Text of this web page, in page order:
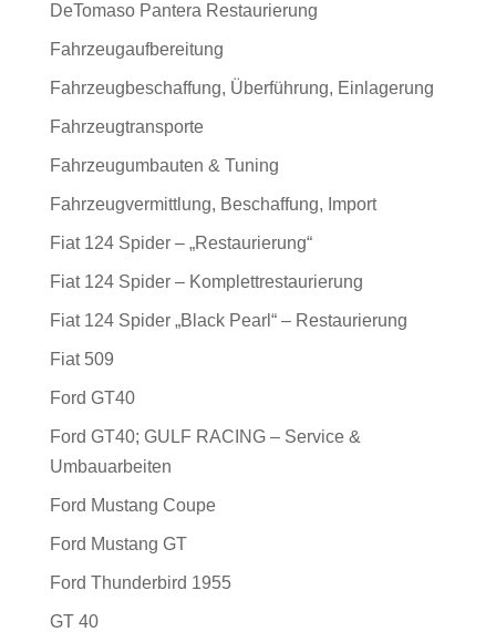
DeTomaso Pantera Restaurierung
Fahrzeugaufbereitung
Fahrzeugbeschaffung, Überführung, Einlagerung
Fahrzeugtransporte
Fahrzeugumbauten & Tuning
Fahrzeugvermittlung, Beschaffung, Import
Fiat 124 Spider – „Restaurierung“
Fiat 124 Spider – Komplettrestaurierung
Fiat 124 Spider „Black Pearl“ – Restaurierung
Fiat 509
Ford GT40
Ford GT40; GULF RACING – Service &
Umbauarbeiten
Ford Mustang Coupe
Ford Mustang GT
Ford Thunderbird 1955
GT 40